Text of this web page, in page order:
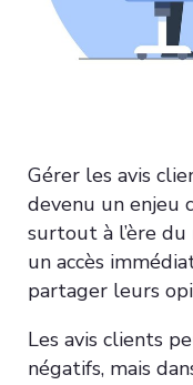
Gérer les avis
devenu un enjeu
surtout à l’ère
un accès
partager leurs
Les avis clients
négatifs, mais